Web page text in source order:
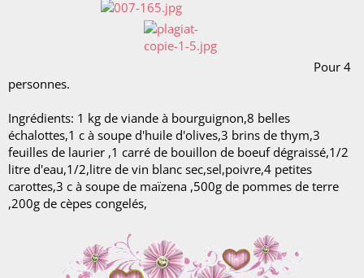
Pour 4
personnes.
Ingrédients: 1 kg de viande à bourguignon,8 belles
échalottes,1 c à soupe d'huile d'olives,3 brins de thym,3
feuilles de laurier ,1 carré de bouillon de boeuf dégraissé,1/2
litre d'eau,1/2,litre de vin blanc sec,sel,poivre,4 petites
carottes,3 c à soupe de maïzena ,500g de pommes de terre
,200g de cèpes congelés,